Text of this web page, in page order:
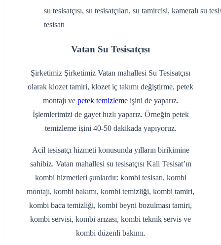
su tesisatçısı, su tesisatçıları, su tamircisi, kameralı su
tesisatı
Vatan Su Tesisatçısı
Şirketimiz Şirketimiz Vatan mahallesi Su Tesisatçısı
olarak klozet tamiri, klozet iç takımı değiştirme, petek
montajı ve petek temizlemeişini de yaparız.
İşlemlerimizi de gayet hızlı yaparız. Örneğin petek
temizleme işini 40-50 dakikada yapıyoruz.
Acil tesisatçı hizmeti konusunda yılların birikimine
sahibiz. Vatan mahallesi su tesisatçısı Kali Tesisat’ın
kombi hizmetleri şunlardır: kombi tesisatı, kombi
montajı, kombi bakımı, kombi temizliği, kombi tamiri,
kombi baca temizliği, kombi beyni bozulması tamiri,
kombi servisi, kombi arızası, kombi teknik servis ve
kombi düzenli bakımı.